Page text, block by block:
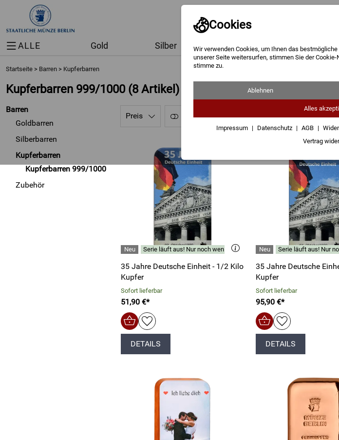
Cookies
Wir verwenden Cookies, um Ihnen das
unserer Seite weitersurfen, stimmen Sie der
stimme zu.
Ablehnen
Alles
Impressum Datenschutz AGB
Vertrag
ALLE Gold Silber Barren Münzen
Startseite > Barren > Kupferbarren
Kupferbarren 999/1000 (8 Artikel)
Barren
Goldbarren
Silberbarren
Kupferbarren
Kupferbarren 999/1000
Zubehör
Preis Neu Sofort lieferbar
Serie läuft aus! Nur noch wenige verfügbar.
35 Jahre Deutsche Einheit - 1/2 Kilo
Kupfer
Sofort lieferbar
51,90 €*
DETAILS
Serie läuft aus! Nur
35 Jahre Deutsche
Kupfer
Sofort lieferbar
95,90 €*
DETAILS